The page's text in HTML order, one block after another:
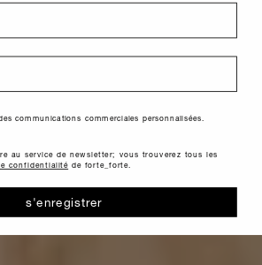
communications commerciales personnalisées.
au service de newsletter; vous trouverez tous les
confidentialitéde forte_forte.
s'enregistrer